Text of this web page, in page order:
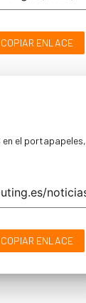
COPIAR ENLACE
en el portapapeles,
COPIAR ENLACE